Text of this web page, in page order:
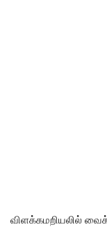
விளக்கமறியலில்